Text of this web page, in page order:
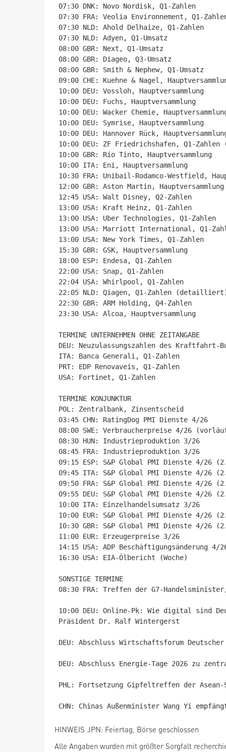
07:30 DNK: Novo Nordisk, Q1-Zahlen
07:30 FRA: Veolia Environnement, Q1-
07:30 NLD: Ahold Delhaize, Q1-Zahlen
07:30 NLD: Adyen, Q1-Umsatz
08:00 GBR: Next, Q1-Umsatz
08:00 GBR: Diageo, Q3-Umsatz
08:00 GBR: Smith & Nephew, Q1-Umsatz
09:00 CHE: Kuehne & Nagel,
10:00 DEU: Vossloh, Hauptversammlung
10:00 DEU: Fuchs, Hauptversammlung
10:00 DEU: Wacker Chemie,
10:00 DEU: Symrise, Hauptversammlung
10:00 DEU: Hannover Rück,
10:00 DEU: ZF Friedrichshafen, Q1-Zahlen
10:00 GBR: Rio Tinto, Hauptversammlung
10:00 ITA: Eni, Hauptversammlung
10:30 FRA: Unibail-Rodamco-Westfield,
12:00 GBR: Aston Martin, Hauptversammlung
12:45 USA: Walt Disney, Q2-Zahlen
13:00 USA: Kraft Heinz, Q1-Zahlen
13:00 USA: Uber Technologies, Q1-Zahlen
13:00 USA: Marriott International, Q1-
13:00 USA: New York Times, Q1-Zahlen
15:30 GBR: GSK, Hauptversammlung
18:00 ESP: Endesa, Q1-Zahlen
22:00 USA: Snap, Q1-Zahlen
22:04 USA: Whirlpool, Q1-Zahlen
22:05 NLD: Qiagen, Q1-Zahlen
22:30 GBR: ARM Holding, Q4-Zahlen
23:30 USA: Alcoa, Hauptversammlung
TERMINE UNTERNEHMEN OHNE ZEITANGABE
DEU: Neuzulassungszahlen des Kraftfahrt-
ITA: Banca Generali, Q1-Zahlen
PRT: EDP Renovaveis, Q1-Zahlen
USA: Fortinet, Q1-Zahlen
TERMINE KONJUNKTUR
POL: Zentralbank, Zinsentscheid
03:45 CHN: RatingDog PMI Dienste 4/26
08:00 SWE: Verbraucherpreise 4/26
08:30 HUN: Industrieproduktion 3/26
08:45 FRA: Industrieproduktion 3/26
09:15 ESP: S&P Global PMI Dienste 4/26
09:45 ITA: S&P Global PMI Dienste 4/26
09:50 FRA: S&P Global PMI Dienste 4/26
09:55 DEU: S&P Global PMI Dienste 4/26
10:00 ITA: Einzelhandelsumsatz 3/26
10:00 EUR: S&P Global PMI Dienste 4/26
10:30 GBR: S&P Global PMI Dienste 4/26
11:00 EUR: Erzeugerpreise 3/26
14:15 USA: ADP Beschäftigungsänderung 4/
16:30 USA: EIA-Ölbericht (Woche)
SONSTIGE TERMINE
08:30 FRA: Treffen der G7-
10:00 DEU: Online-Pk: Wie digital sind
Präsident Dr. Ralf Wintergerst
DEU: Abschluss Wirtschaftsforum
DEU: Abschluss Energie-Tage 2026 zu
PHL: Fortsetzung Gipfeltreffen der Asean-
HINWEIS JPN: Feiertag, Börse geschlossen
Alle Angaben wurden mit größter Sorgfalt